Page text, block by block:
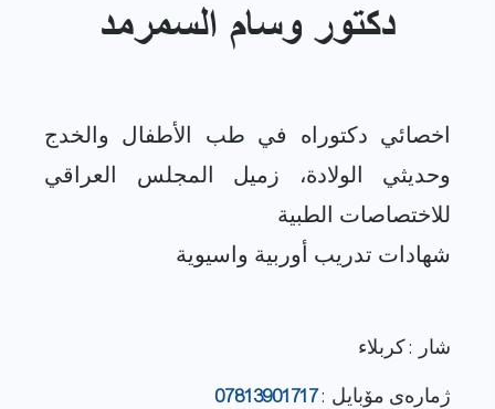
دكتور وسام السمرمد
اخصائي دكتوراه في طب الأطفال والخدج
وحديثي الولادة، زميل المجلس العراقي
شار : كربلاء
ژماره‌ی مۆبایل :07813901717